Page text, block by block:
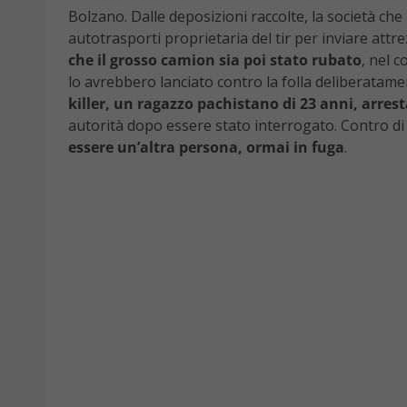
Bolzano. Dalle deposizioni raccolte, la società
autotrasporti proprietaria del tir per inviare
che il grosso camion sia poi stato rubato, nel
lo avrebbero lanciato contro la folla
killer, un ragazzo pachistano di 23 anni,
autorità dopo essere stato interrogato. Contro
essere un’altra persona, ormai in fuga.